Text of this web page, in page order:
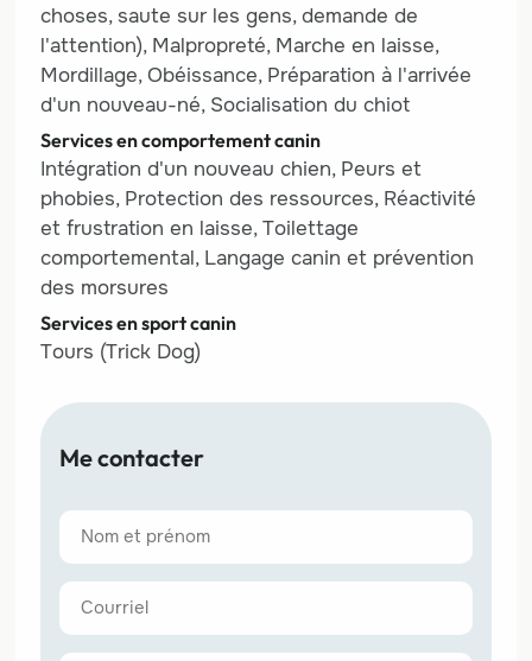
choses, saute sur les gens, demande de
l'attention), Malpropreté, Marche en laisse,
Mordillage, Obéissance, Préparation à l'arrivée
d'un nouveau-né, Socialisation du chiot
Services en comportement canin
Intégration d'un nouveau chien, Peurs et
phobies, Protection des ressources, Réactivité
et frustration en laisse, Toilettage
comportemental, Langage canin et prévention
des morsures
Services en sport canin
Tours (Trick Dog)
Me contacter